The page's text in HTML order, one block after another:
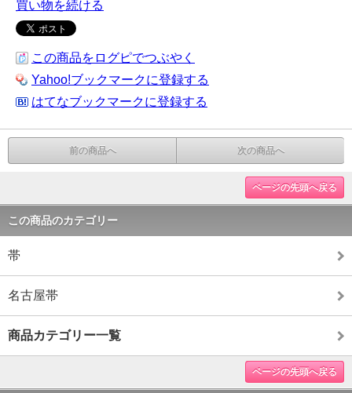
買い物を続ける
この商品をログピでつぶやく
Yahoo!ブックマークに登録する
はてなブックマークに登録する
前の商品へ 次の商品へ
ページの先頭へ戻る
この商品のカテゴリー
帯
名古屋帯
商品カテゴリー一覧
ページの先頭へ戻る